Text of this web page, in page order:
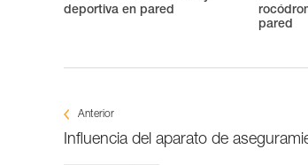
deportiva en pared
pared
Anterior
Influencia del aparato de